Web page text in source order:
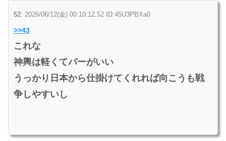
52: 2026/06/12(金) 00:10:12.52 ID:45U3PBXa0
>>43
これな
神輿は軽くてパーがいい
うっかり日本から仕掛けてくれれば向こうも戦
争しやすいし